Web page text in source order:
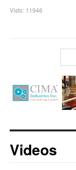
Visto: 11946
Videos